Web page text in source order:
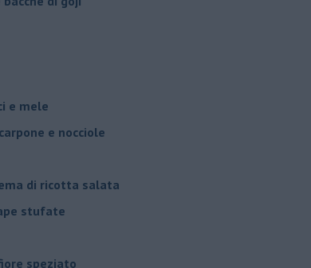
e mele
e nocciole
di ricotta salata
stufate
speziato